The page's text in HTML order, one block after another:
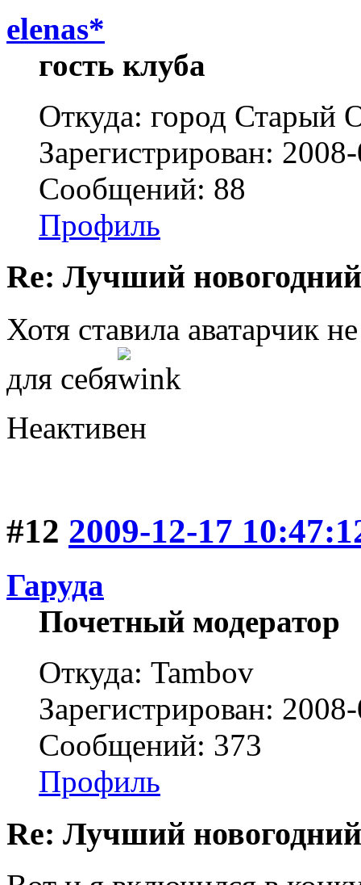
elenas*
гость клуба
Откуда: город Старый
Зарегистрирован:
Сообщений: 88
Профиль
Re: Лучший
Хотя ставила аватарчик
для себя
Неактивен
#12 2009-12-17
Гаруда
Почетный модератор
Откуда: Tambov
Зарегистрирован:
Сообщений: 373
Профиль
Re: Лучший